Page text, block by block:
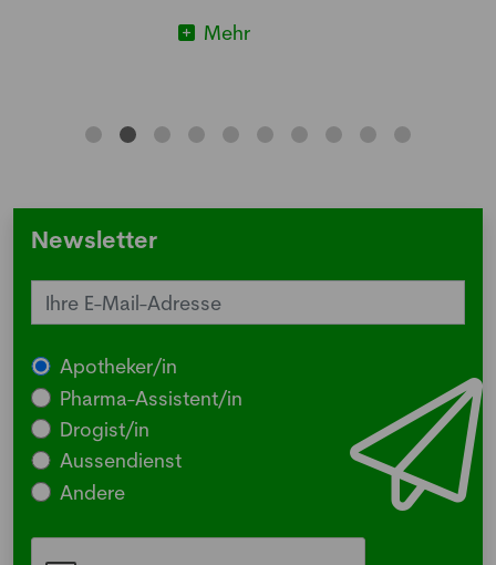
Mehr
Newsletter
Apotheker/in
Pharma-Assistent/in
Drogist/in
Aussendienst
Andere